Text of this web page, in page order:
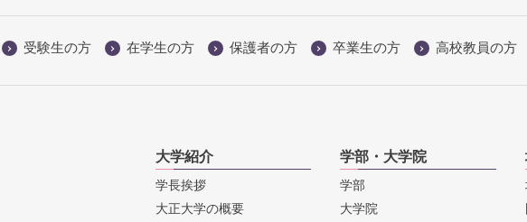
受験生の方 在学生の方 保護者の方 卒業生の方 高校教員の方
大学紹介
学長挨拶
大正大学の概要
学部・大学院
学部
大学院